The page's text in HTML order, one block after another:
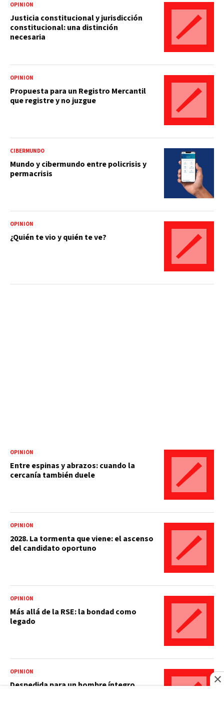
OPINIÓN
Justicia constitucional y jurisdicción
constitucional: una distinción
necesaria
OPINIÓN
Propuesta para un Registro Mercantil
que registre y no juzgue
CIBERMUNDO
Mundo y cibermundo entre policrisis y
permacrisis
OPINIÓN
¿Quién te vio y quién te ve?
OPINIÓN
Entre espinas y abrazos: cuando la
cercanía también duele
OPINIÓN
2028. La tormenta que viene: el ascenso
del candidato oportuno
OPINIÓN
Más allá de la RSE: la bondad como
legado
OPINIÓN
Despedida para un hombre íntegro